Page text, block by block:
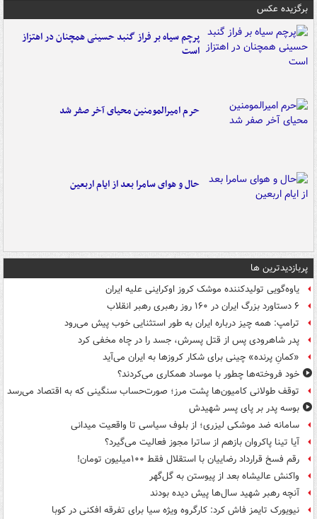
برگزیده عکس
پرچم سیاه بر فراز گنبد حسینی همچنان در اهتزاز
است
حرم امیرالمومنین محیای آخر صفر شد
حال و هوای سامرا بعد از ایام اربعین
پربازدیدترین ها
یاوه‌گویی تولیدکننده موشک کروز اوکراینی علیه ایران
۶ دستاورد بزرگ ایران در ۱۶۰ روز رهبری رهبر انقلاب
ترامپ: همه چیز درباره ایران به طور استثنایی خوب پیش می‌رود
پدر شاهرودی پس از قتل پسرش، جسد را در چاه مخفی کرد
«کمانِ پرنده» چینی برای شکار کروزها به ایران می‌آید
خود فروخته‌ها چطور با موساد همکاری می‌کردند؟
توقف طولانی کامیون‌ها پشت مرز؛ صورت‌حساب سنگینی که به اقتصاد می‌رسد
بوسه‌ پدر بر پای پسر شهیدش
سامانه ضد موشکی لیزری؛ از بلوف سیاسی تا واقعیت میدانی
آیا تینا پاکروان بازهم از ساترا مجوز فعالیت می‌گیرد؟
رقم فسخ قرارداد رضاییان با استقلال فقط ۱۰۰میلیون تومان!
واکنش عالیشاه بعد از پیوستن به گل‌گهر
آنچه رهبر شهید سال‌ها پیش دیده بودند
نیویورک تایمز فاش کرد: کارگروه ویژه سیا برای تفرقه افکنی در کوبا